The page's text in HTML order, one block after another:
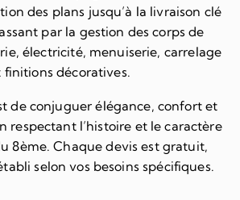
des plans jusqu’à la livraison clé
par la gestion des corps de
électricité, menuiserie, carrelage
finitions décoratives.
de conjuguer élégance, confort et
respectant l’histoire et le caractère
8ème. Chaque devis est gratuit,
selon vos besoins spécifiques.